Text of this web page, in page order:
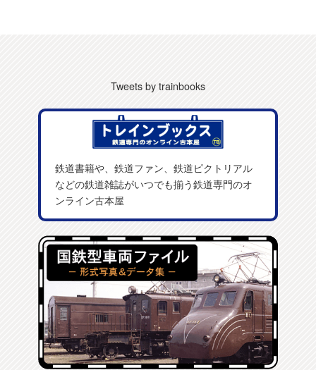
Tweets by trainbooks
鉄道書籍や、鉄道ファン、鉄道ピクトリアル
などの鉄道雑誌がいつでも揃う鉄道専門のオ
ンライン古本屋